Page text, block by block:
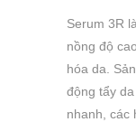
Serum 3R
nồng độ
hóa da.
động tẩy
nhanh, các